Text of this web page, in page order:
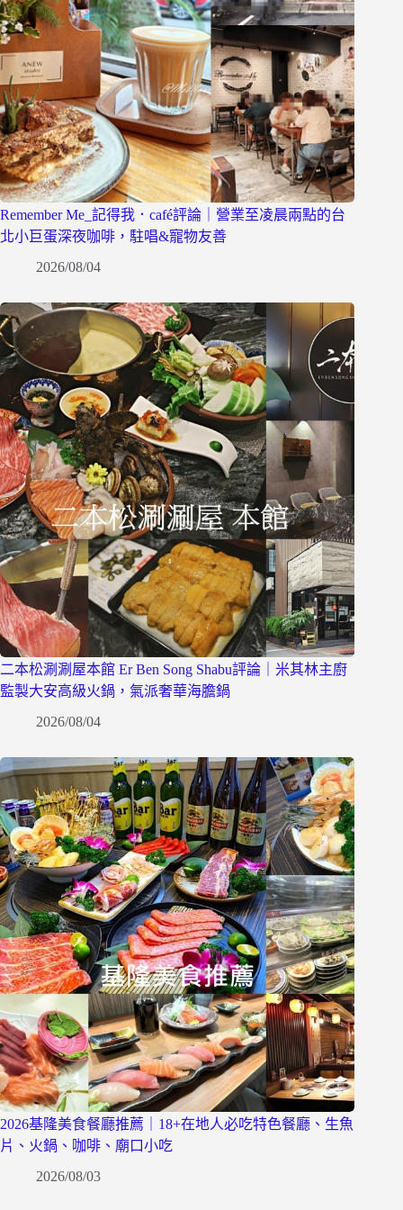
Remember Me_記得我．café評論｜營業至凌晨兩點的台
北小巨蛋深夜咖啡，駐唱&寵物友善
2026/08/04
二本松涮涮屋本館 Er Ben Song Shabu評論｜米其林主廚
監製大安高級火鍋，氣派奢華海膽鍋
2026/08/04
2026基隆美食餐廳推薦｜18+在地人必吃特色餐廳、生魚
片、火鍋、咖啡、廟口小吃
2026/08/03